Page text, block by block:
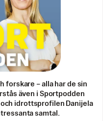
forskare – alla har de sin
även i Sportpodden
idrottsprofilen Danijela
samtal.